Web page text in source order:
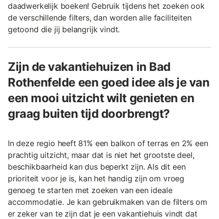
daadwerkelijk boeken! Gebruik tijdens het zoeken ook
de verschillende filters, dan worden alle faciliteiten
getoond die jij belangrijk vindt.
Zijn de vakantiehuizen in Bad
Rothenfelde een goed idee als je van
een mooi uitzicht wilt genieten en
graag buiten tijd doorbrengt?
In deze regio heeft 81% een balkon of terras en 2% een
prachtig uitzicht, maar dat is niet het grootste deel,
beschikbaarheid kan dus beperkt zijn. Als dit een
prioriteit voor je is, kan het handig zijn om vroeg
genoeg te starten met zoeken van een ideale
accommodatie. Je kan gebruikmaken van de filters om
er zeker van te zijn dat je een vakantiehuis vindt dat